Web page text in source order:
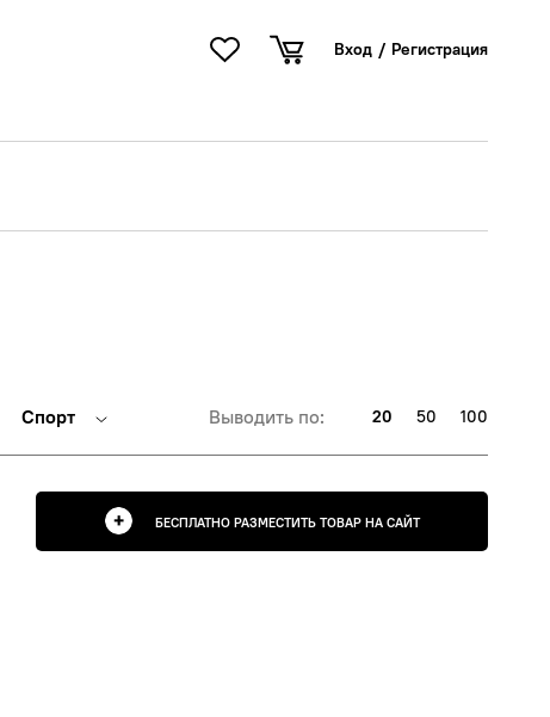
Вход / Регистрация
БЕСПЛАТНО РАЗМЕСТИТЬ ТОВАР НА САЙТ
Спорт Выводить по: 20 50 100